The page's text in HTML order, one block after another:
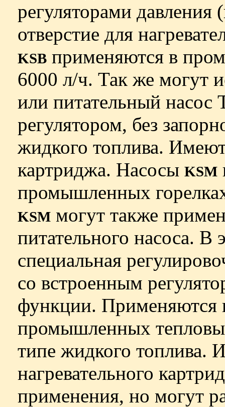
регуляторами
отверстие для
KSB применяются в
6000 л/ч. Так же могут
или питательный
регулятором, без
жидкого топлива. Имеют
картриджа. Насосы KSM
промышленных
KSM могут также
питательного насоса. В
специальная
со встроенным
функции. Применяются
промышленных
типе жидкого топлива.
нагревательного
применения, но могут